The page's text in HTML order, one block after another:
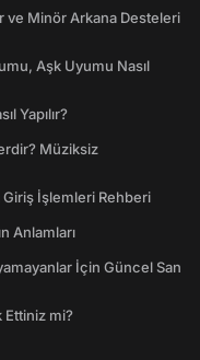
ve Minör Arkana Desteleri
Aşk Uyumu Nasıl
Yapılır?
Müziksiz
Giriş İşlemleri Rehberi
Anlamları
İçin Güncel San
mi?